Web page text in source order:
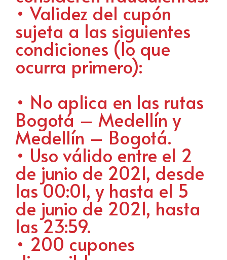
• Validez del cupón
sujeta a las siguientes
condiciones (lo que
ocurra primero):
• No aplica en las rutas
Bogotá – Medellín y
Medellín – Bogotá.
• Uso válido entre el 2
de junio de 2021, desde
las 00:01, y hasta el 5
de junio de 2021, hasta
las 23:59.
• 200 cupones